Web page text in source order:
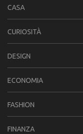
CASA
CURIOSITÀ
DESIGN
ECONOMIA
FASHION
FINANZA